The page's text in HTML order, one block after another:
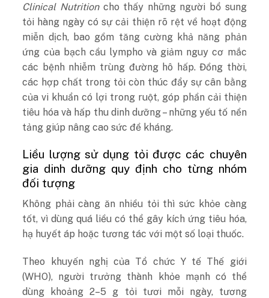
Clinical Nutritioncho thấy những người bổ sung
tỏi hàng ngày có sự cải thiện rõ rệt về hoạt động
miễn dịch, bao gồm tăng cường khả năng phản
ứng của bạch cầu lympho và giảm nguy cơ mắc
các bệnh nhiễm trùng đường hô hấp. Đồng thời,
các hợp chất trong tỏi còn thúc đẩy sự cân bằng
của vi khuẩn có lợi trong ruột, góp phần cải thiện
tiêu hóa và hấp thu dinh dưỡng – những yếu tố nền
tảng giúp nâng cao sức đề kháng.
Liều lượng sử dụng tỏi được các chuyên
gia dinh dưỡng quy định cho từng nhóm
đối tượng
Không phải càng ăn nhiều tỏi thì sức khỏe càng
tốt, vì dùng quá liều có thể gây kích ứng tiêu hóa,
hạ huyết áp hoặc tương tác với một số loại thuốc.
Theo khuyến nghị của Tổ chức Y tế Thế giới
(WHO), người trưởng thành khỏe mạnh có thể
dùng khoảng 2–5 g tỏi tươi mỗi ngày, tương